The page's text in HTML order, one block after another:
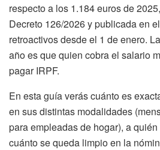
respecto a los 1.184 euros de
Decreto 126/2026 y publicada en
retroactivos desde el 1 de enero.
año es que quien cobra el salario
pagar IRPF.
En esta guía verás cuánto es
en sus distintas modalidades
para empleadas de hogar), a
cuánto se queda limpio en la